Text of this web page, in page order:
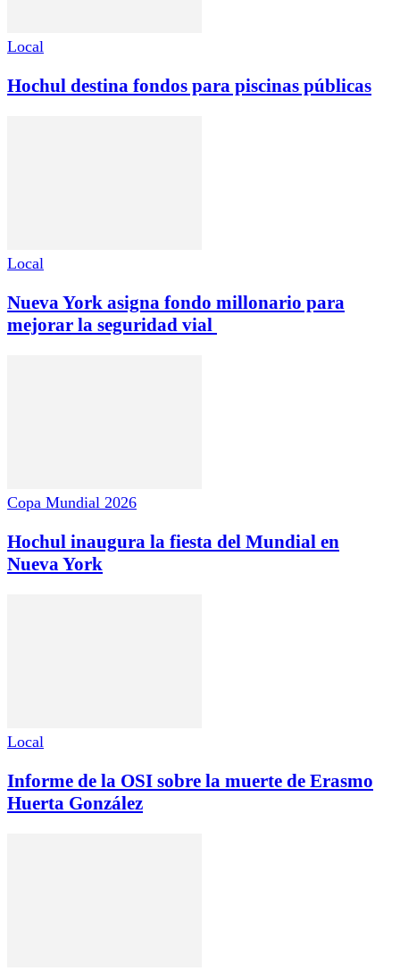
Local
Hochul destina fondos para piscinas públicas
Local
Nueva York asigna fondo millonario para
mejorar la seguridad vial
Copa Mundial 2026
Hochul inaugura la fiesta del Mundial en
Nueva York
Local
Informe de la OSI sobre la muerte de Erasmo
Huerta González